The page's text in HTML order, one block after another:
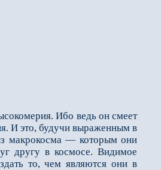
Ибо ведь он смеет
И это, будучи выраженным в
макрокосма — которым они
другу в космосе. Видимое
то, чем являются они в